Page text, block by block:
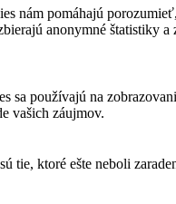
nám pomáhajú
anonymné štatistiky a
sa používajú na
vašich záujmov.
tie, ktoré ešte neboli